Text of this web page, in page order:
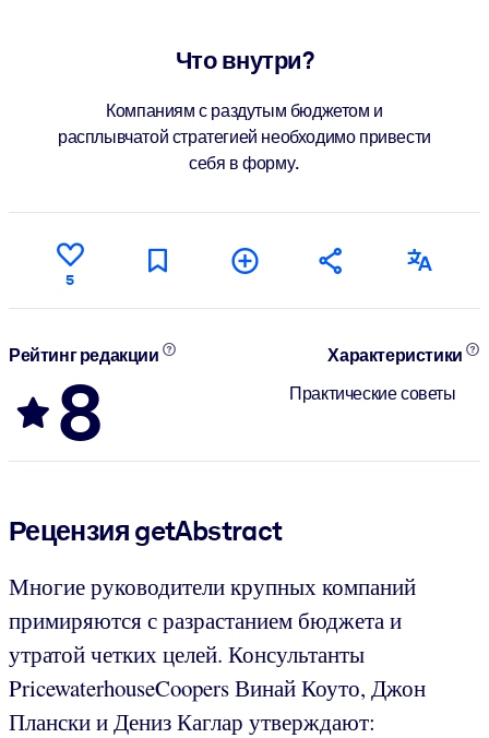
Что внутри?
Компаниям с раздутым бюджетом и
расплывчатой стратегией необходимо привести
себя в форму.
5
Рейтинг редакции
8
Характеристики
Практические советы
Рецензия getAbstract
Многие руководители крупных компаний
примиряются с разрастанием бюджета и
утратой четких целей. Консультанты
PricewaterhouseCoopers Винай Коуто, Джон
Плански и Дениз Каглар утверждают: